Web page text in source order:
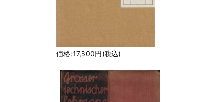
価格:17,600円(税込)